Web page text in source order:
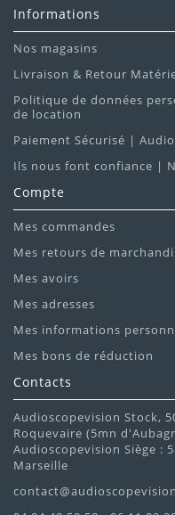
Informations
Nos magasins
Livraison & Retour
Politique de données
de location
Paiement Sécurisé |
Ils nous font confiance |
Compte
Mes commandes
Mes retours de
Mes avoirs
Mes adresses
Mes informations
Mes bons de réduction
Contacts
Audioscopevision Stock,
Roquevaire (5mn
Audioscopevision Siège :
Marseille